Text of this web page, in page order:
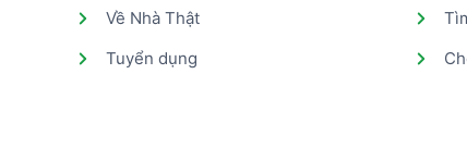
Về Nhà Thật
Tuyển dụng